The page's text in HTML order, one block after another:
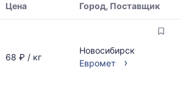
Цена Город, Поставщик
68 ₽ / кг
Новосибирск
Евромет
›